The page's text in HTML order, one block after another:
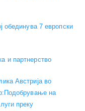
обединува 7 европски
и партнерство
Австрија во
на
преку